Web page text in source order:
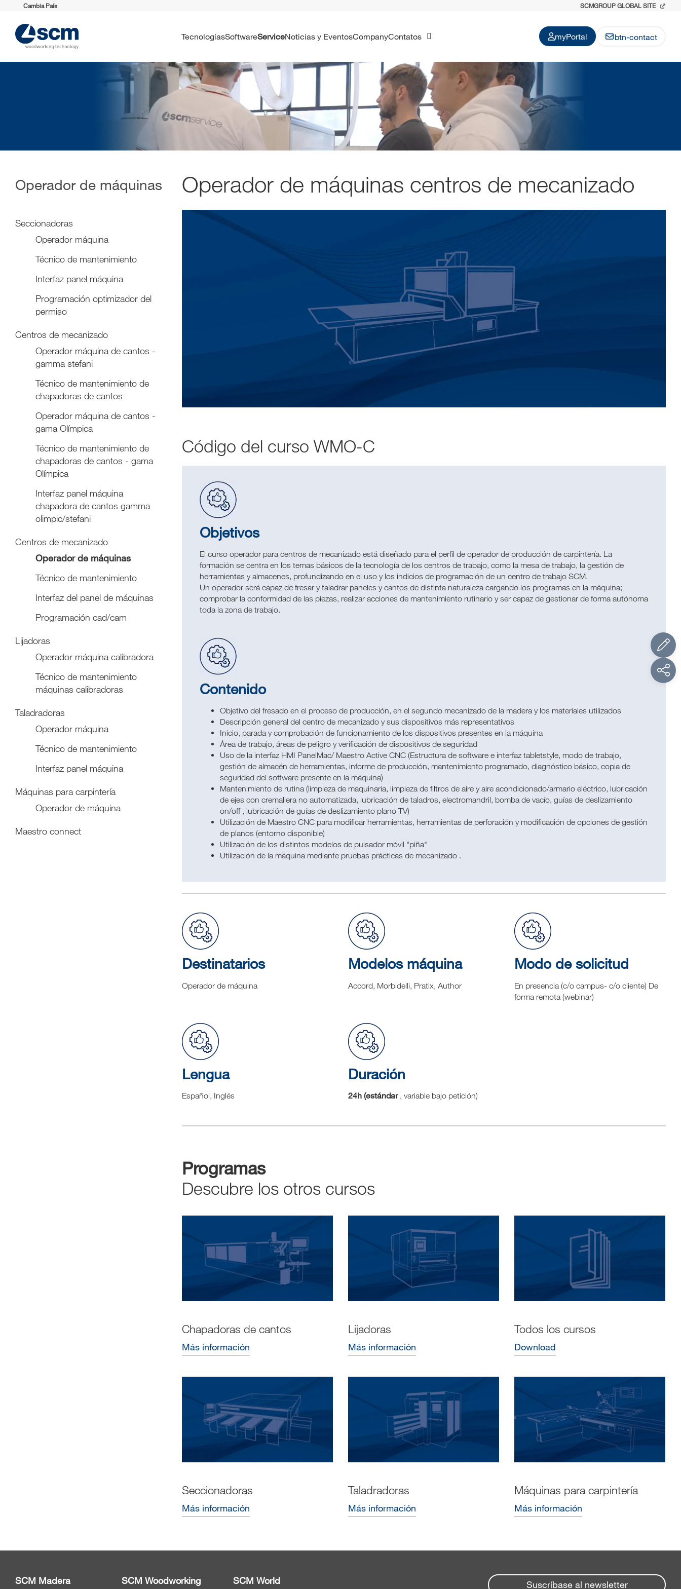
Cambia País SCMGROUP GLOBAL SITE
Tecnologías Software Service Noticias y Eventos Company Contatos myPortal btn-contact
Operador de máquinas
Seccionadoras
Operador máquina
Técnico de mantenimiento
Interfaz panel máquina
Programación optimizador del
permiso
Centros de mecanizado
Operador máquina de cantos -
gamma stefani
Técnico de mantenimiento de
chapadoras de cantos
Operador máquina de cantos -
gama Olímpica
Técnico de mantenimiento de
chapadoras de cantos - gama
Olímpica
Interfaz panel máquina
chapadora de cantos gamma
olimpic/stefani
Centros de mecanizado
Operador de máquinas
Técnico de mantenimiento
Interfaz del panel de máquinas
Programación cad/cam
Lijadoras
Operador máquina calibradora
Técnico de mantenimiento
máquinas calibradoras
Taladradoras
Operador máquina
Técnico de mantenimiento
Interfaz panel máquina
Máquinas para carpintería
Operador de máquina
Maestro connect
Operador de máquinas centros de mecanizado
Código del curso WMO-C
Objetivos
El curso operador para centros de mecanizado está diseñado para el perfil de operador de producción de carpintería. La
formación se centra en los temas básicos de la tecnología de los centros de trabajo, como la mesa de trabajo, la gestión de
herramientas y almacenes, profundizando en el uso y los indicios de programación de un centro de trabajo SCM.
Un operador será capaz de fresar y taladrar paneles y cantos de distinta naturaleza cargando los programas en la máquina;
comprobar la conformidad de las piezas, realizar acciones de mantenimiento rutinario y ser capaz de gestionar de forma autónoma
toda la zona de trabajo.
Contenido
Objetivo del fresado en el proceso de producción, en el segundo mecanizado de la madera y los materiales utilizados
Descripción general del centro de mecanizado y sus dispositivos más representativos
Inicio, parada y comprobación de funcionamiento de los dispositivos presentes en la máquina
Área de trabajo, áreas de peligro y verificación de dispositivos de seguridad
Uso de la interfaz HMI PanelMac/ Maestro Active CNC (Estructura de software e interfaz tabletstyle, modo de trabajo,
gestión de almacén de herramientas, informe de producción, mantenimiento programado, diagnóstico básico, copia de
seguridad del software presente en la máquina)
Mantenimiento de rutina (limpieza de maquinaria, limpieza de filtros de aire y aire acondicionado/armario eléctrico, lubricación
de ejes con cremallera no automatizada, lubricación de taladros, electromandril, bomba de vacío, guías de deslizamiento
on/off , lubricación de guías de deslizamiento plano TV)
Utilización de Maestro CNC para modificar herramientas, herramientas de perforación y modificación de opciones de gestión
de planos (entorno disponible)
Utilización de los distintos modelos de pulsador móvil "piña"
Utilización de la máquina mediante pruebas prácticas de mecanizado .
Destinatarios
Operador de máquina
Modelos máquina
Accord, Morbidelli, Pratix, Author
Modo de solicitud
En presencia (c/o campus- c/o cliente) De
forma remota (webinar)
Lengua
Español, Inglés
Duración
24h (estándar, variable bajo petición)
Programas
Descubre los otros cursos
Chapadoras de cantos
Más información
Lijadoras
Más información
Todos los cursos
Download
Seccionadoras
Más información
Taladradoras
Más información
Máquinas para carpintería
Más información
SCM Madera SCM Woodworking SCM World Suscríbase al newsletter